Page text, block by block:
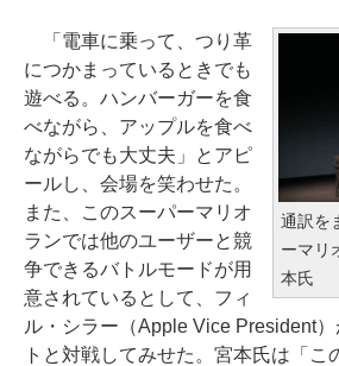
通訳を
ーマリ
本氏
「電車に乗って、つり革
につかまっているときでも
遊べる。ハンバーガーを食
べながら、アップルを食べ
ながらでも大丈夫」とアピ
ールし、会場を笑わせた。
また、このスーパーマリオ
ランでは他のユーザーと競
争できるバトルモードが用
意されているとして、フィ
ル・シラー（Apple Vice President
トと対戦してみせた。宮本氏は「こ